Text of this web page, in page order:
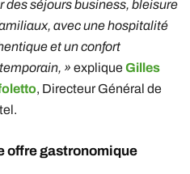
des séjours business, bleisure
avec une hospitalité
et un confort
» expliqueGilles
, Directeur Général de
offre gastronomique